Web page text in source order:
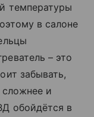
температуры
в салоне
– это
забывать,
сложнее и
обойдётся в